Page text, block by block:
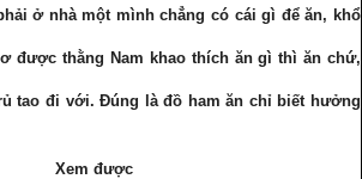
ở nhà một mình chẳng có cái gì để ăn, khổ
được thằng Nam khao thích ăn gì thì ăn chứ,
tao đi với. Đúng là đồ ham ăn chỉ biết hưởng
Xem được